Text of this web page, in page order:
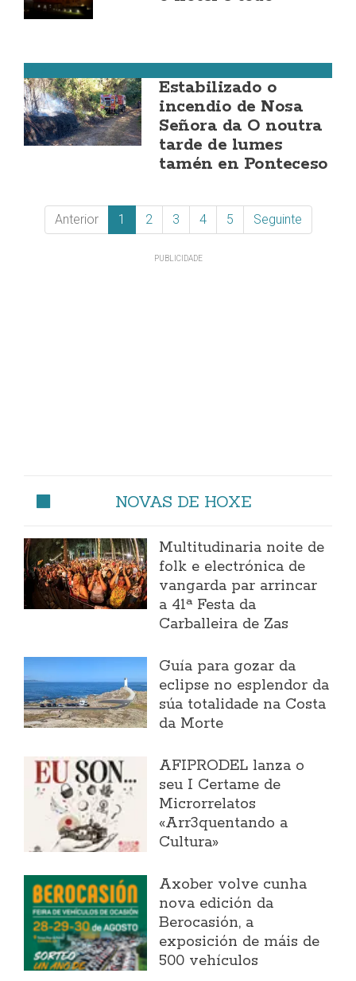
Estabilizado o
incendio de Nosa
Señora da O noutra
tarde de lumes
tamén en Ponteceso
Anterior 1 2 3 4 5 Seguinte
NOVAS DE HOXE
Multitudinaria noite de
folk e electrónica de
vangarda par arrincar
a 41ª Festa da
Carballeira de Zas
Guía para gozar da
eclipse no esplendor da
súa totalidade na Costa
da Morte
AFIPRODEL lanza o
seu I Certame de
Microrrelatos
«Arr3quentando a
Cultura»
Axober volve cunha
nova edición da
Berocasión, a
exposición de máis de
500 vehículos